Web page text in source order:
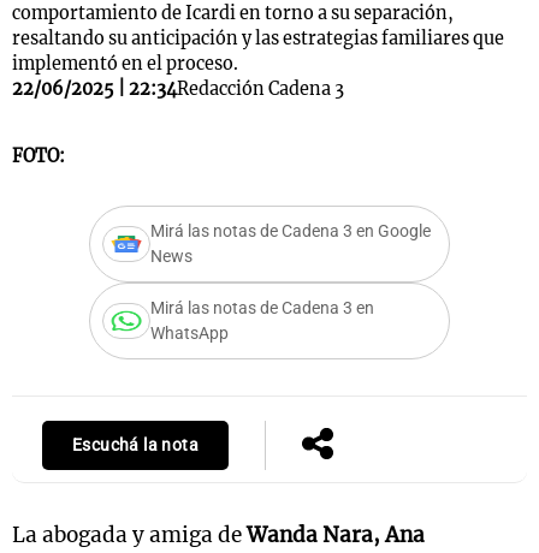
comportamiento de Icardi en torno a su separación,
resaltando su anticipación y las estrategias familiares que
implementó en el proceso.
22/06/2025 | 22:34Redacción Cadena 3
FOTO:
Mirá las notas de Cadena 3 en Google
News
Mirá las notas de Cadena 3 en
WhatsApp
Escuchá la nota
La abogada y amiga deWanda Nara, Ana
Mundial 2026
Notas